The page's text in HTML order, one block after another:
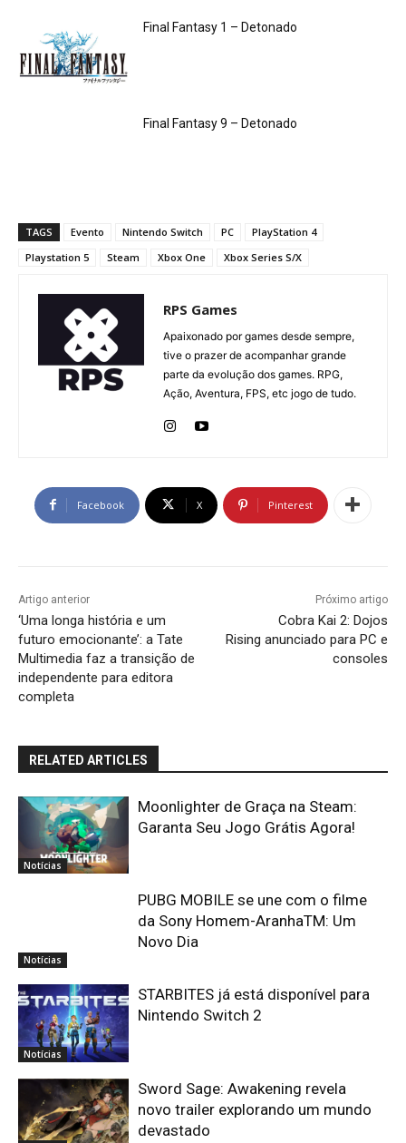
Final Fantasy 1 – Detonado
Final Fantasy 9 – Detonado
TAGS Evento Nintendo Switch PC
PlayStation 4
Playstation 5
Steam Xbox One Xbox Series S/X
RPS Games
Apaixonado por games desde sempre,
tive o prazer de acompanhar grande
parte da evolução dos games. RPG,
Ação, Aventura, FPS, etc jogo de tudo.
Facebook X Pinterest
Artigo anterior
‘Uma longa história e um
futuro emocionante’: a Tate
Multimedia faz a transição de
independente para editora
completa
Próximo artigo
Cobra Kai 2: Dojos
Rising anunciado para PC e
consoles
RELATED ARTICLES
Notícias
Moonlighter de Graça na Steam:
Garanta Seu Jogo Grátis Agora!
Notícias
PUBG MOBILE se une com o filme
da Sony Homem-AranhaTM: Um
Novo Dia
Notícias
STARBITES já está disponível para
Nintendo Switch 2
Sword Sage: Awakening revela
novo trailer explorando um mundo
devastado